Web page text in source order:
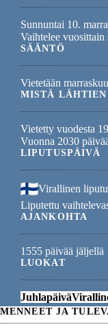
Sunnuntai 10.
Vaihtelee vuosittain
SÄÄNTÖ
Vietetään
MISTÄ LÄHTIEN
Vietetty vuodesta
Vuonna 2030
LIPUTUSPÄIVÄ
Virallinen
Liputettu
AJANKOHTA
1555 päivää jäljellä
LUOKAT
Juhlapäivä
MENNEET JA